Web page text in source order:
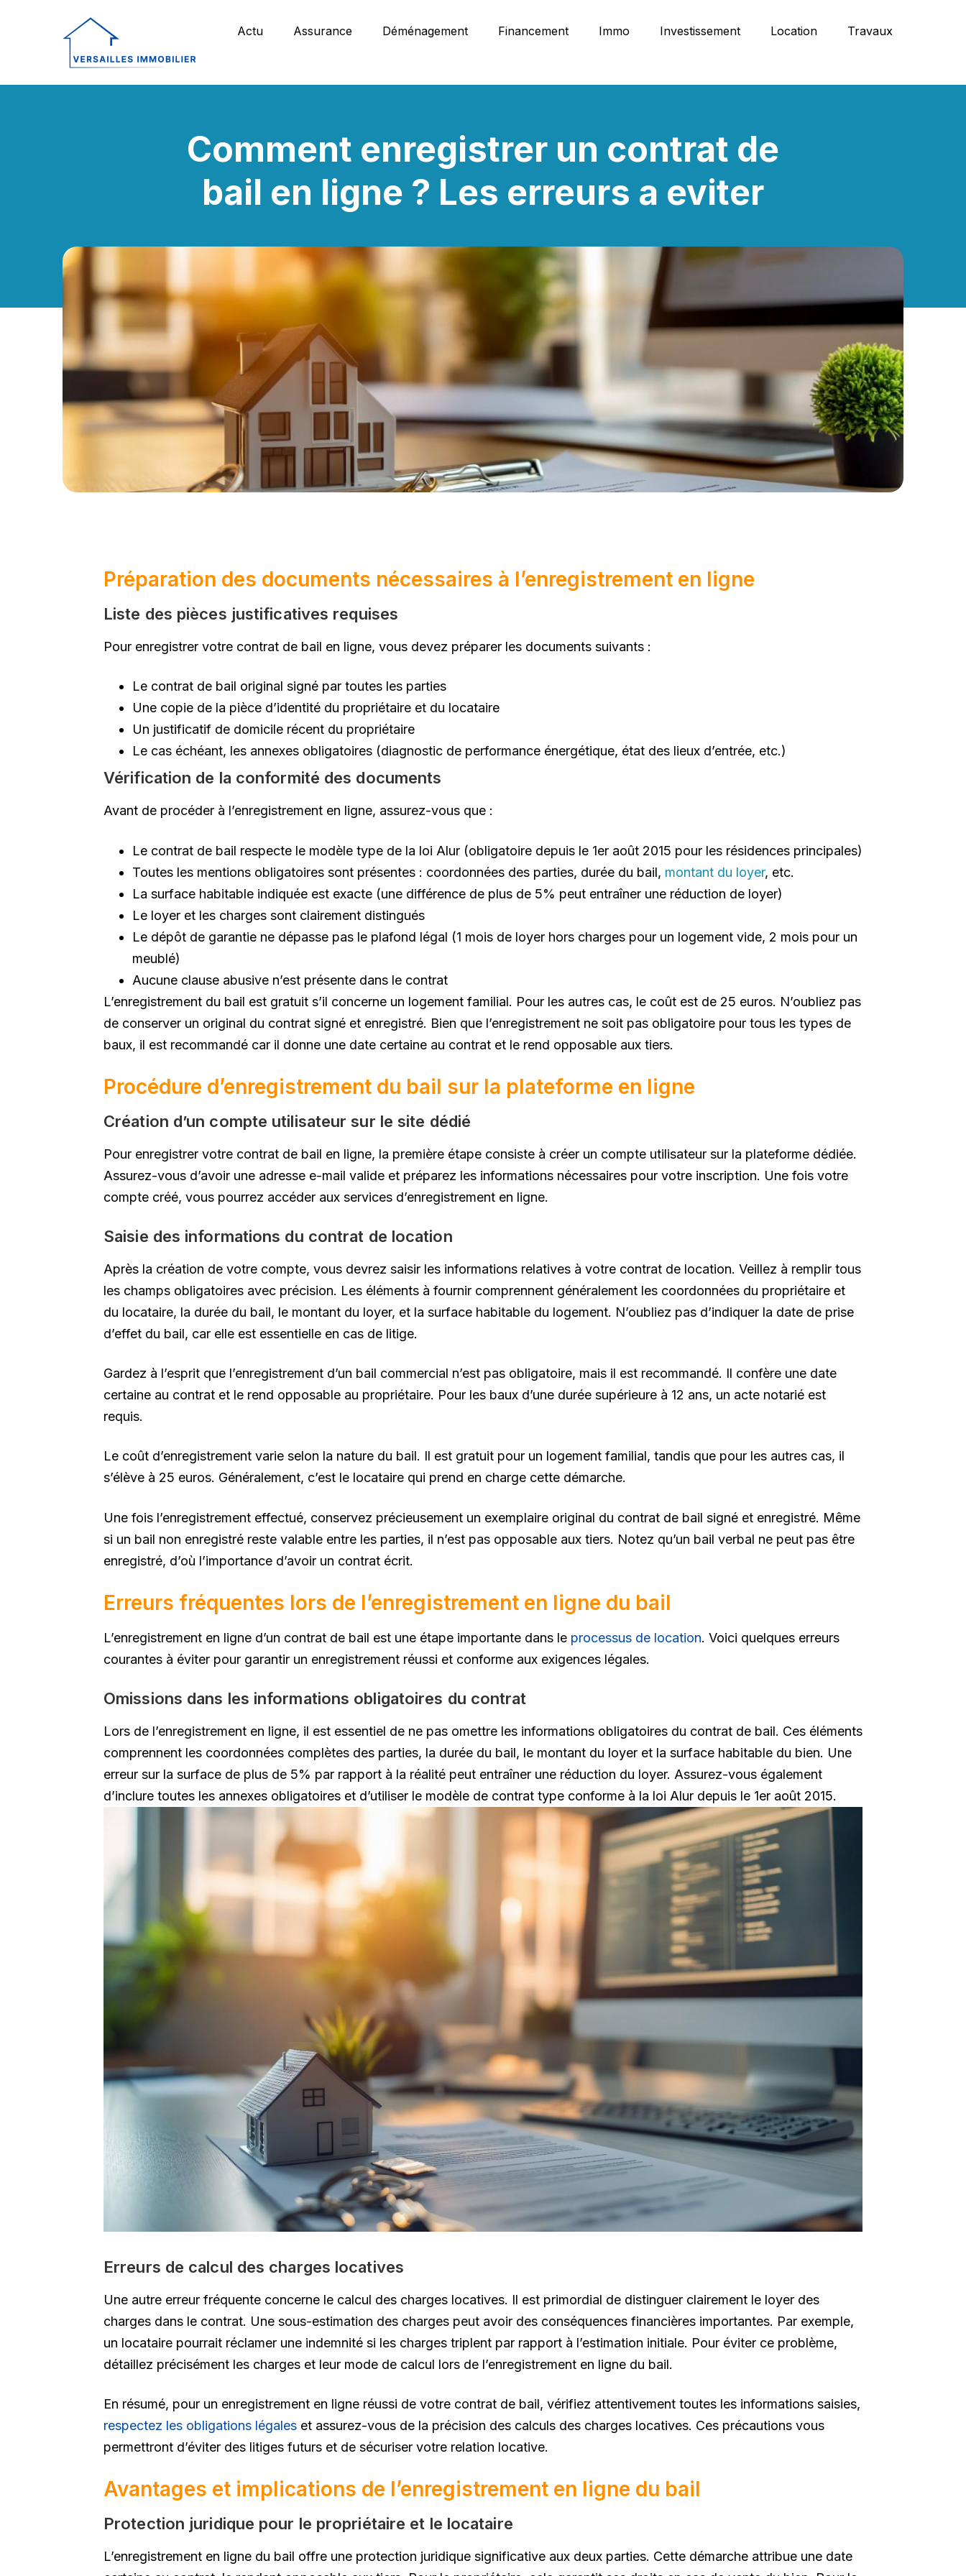
Actu Assurance Déménagement Financement Immo Investissement Location Travaux
Comment enregistrer un contrat de
bail en ligne ? Les erreurs a eviter
Préparation des documents nécessaires à l’enregistrement en ligne
Liste des pièces justificatives requises
Pour enregistrer votre contrat de bail en ligne, vous devez préparer les documents suivants :
Le contrat de bail original signé par toutes les parties
Une copie de la pièce d’identité du propriétaire et du locataire
Un justificatif de domicile récent du propriétaire
Le cas échéant, les annexes obligatoires (diagnostic de performance énergétique, état des lieux d’entrée, etc.)
Vérification de la conformité des documents
Avant de procéder à l’enregistrement en ligne, assurez-vous que :
Le contrat de bail respecte le modèle type de la loi Alur (obligatoire depuis le 1er août 2015 pour les résidences principales)
Toutes les mentions obligatoires sont présentes : coordonnées des parties, durée du bail, montant du loyer, etc.
La surface habitable indiquée est exacte (une différence de plus de 5% peut entraîner une réduction de loyer)
Le loyer et les charges sont clairement distingués
Le dépôt de garantie ne dépasse pas le plafond légal (1 mois de loyer hors charges pour un logement vide, 2 mois pour un
meublé)
Aucune clause abusive n’est présente dans le contrat
L’enregistrement du bail est gratuit s’il concerne un logement familial. Pour les autres cas, le coût est de 25 euros. N’oubliez pas
de conserver un original du contrat signé et enregistré. Bien que l’enregistrement ne soit pas obligatoire pour tous les types de
baux, il est recommandé car il donne une date certaine au contrat et le rend opposable aux tiers.
Procédure d’enregistrement du bail sur la plateforme en ligne
Création d’un compte utilisateur sur le site dédié
Pour enregistrer votre contrat de bail en ligne, la première étape consiste à créer un compte utilisateur sur la plateforme dédiée.
Assurez-vous d’avoir une adresse e-mail valide et préparez les informations nécessaires pour votre inscription. Une fois votre
compte créé, vous pourrez accéder aux services d’enregistrement en ligne.
Saisie des informations du contrat de location
Après la création de votre compte, vous devrez saisir les informations relatives à votre contrat de location. Veillez à remplir tous
les champs obligatoires avec précision. Les éléments à fournir comprennent généralement les coordonnées du propriétaire et
du locataire, la durée du bail, le montant du loyer, et la surface habitable du logement. N’oubliez pas d’indiquer la date de prise
d’effet du bail, car elle est essentielle en cas de litige.
Gardez à l’esprit que l’enregistrement d’un bail commercial n’est pas obligatoire, mais il est recommandé. Il confère une date
certaine au contrat et le rend opposable au propriétaire. Pour les baux d’une durée supérieure à 12 ans, un acte notarié est
requis.
Le coût d’enregistrement varie selon la nature du bail. Il est gratuit pour un logement familial, tandis que pour les autres cas, il
s’élève à 25 euros. Généralement, c’est le locataire qui prend en charge cette démarche.
Une fois l’enregistrement effectué, conservez précieusement un exemplaire original du contrat de bail signé et enregistré. Même
si un bail non enregistré reste valable entre les parties, il n’est pas opposable aux tiers. Notez qu’un bail verbal ne peut pas être
enregistré, d’où l’importance d’avoir un contrat écrit.
Erreurs fréquentes lors de l’enregistrement en ligne du bail
L’enregistrement en ligne d’un contrat de bail est une étape importante dans le processus de location. Voici quelques erreurs
courantes à éviter pour garantir un enregistrement réussi et conforme aux exigences légales.
Omissions dans les informations obligatoires du contrat
Lors de l’enregistrement en ligne, il est essentiel de ne pas omettre les informations obligatoires du contrat de bail. Ces éléments
comprennent les coordonnées complètes des parties, la durée du bail, le montant du loyer et la surface habitable du bien. Une
erreur sur la surface de plus de 5% par rapport à la réalité peut entraîner une réduction du loyer. Assurez-vous également
d’inclure toutes les annexes obligatoires et d’utiliser le modèle de contrat type conforme à la loi Alur depuis le 1er août 2015.
Erreurs de calcul des charges locatives
Une autre erreur fréquente concerne le calcul des charges locatives. Il est primordial de distinguer clairement le loyer des
charges dans le contrat. Une sous-estimation des charges peut avoir des conséquences financières importantes. Par exemple,
un locataire pourrait réclamer une indemnité si les charges triplent par rapport à l’estimation initiale. Pour éviter ce problème,
détaillez précisément les charges et leur mode de calcul lors de l’enregistrement en ligne du bail.
En résumé, pour un enregistrement en ligne réussi de votre contrat de bail, vérifiez attentivement toutes les informations saisies,
respectez les obligations légales et assurez-vous de la précision des calculs des charges locatives. Ces précautions vous
permettront d’éviter des litiges futurs et de sécuriser votre relation locative.
Avantages et implications de l’enregistrement en ligne du bail
Protection juridique pour le propriétaire et le locataire
L’enregistrement en ligne du bail offre une protection juridique significative aux deux parties. Cette démarche attribue une date